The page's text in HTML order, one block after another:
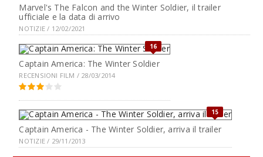
Marvel's The Falcon and the Winter Soldier, il trailer
ufficiale e la data di arrivo
NOTIZIE / 12/02/2021
16
Captain America: The Winter Soldier
RECENSIONI FILM / 28/03/2014
15
Captain America - The Winter Soldier, arriva il trailer
NOTIZIE / 29/11/2013